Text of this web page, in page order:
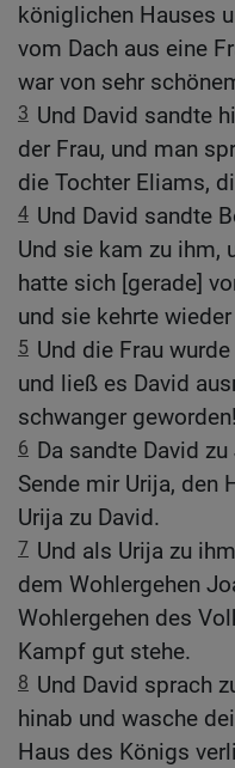
königlichen Hauses
vom Dach aus eine
war von sehr
3 Und David sandte
der Frau, und man
die Tochter Eliams,
4 Und David sandte
Und sie kam zu ihm,
hatte sich [gerade]
und sie kehrte
5 Und die Frau
und ließ es David
schwanger geworden!
6 Da sandte David
Sende mir Urija, den
Urija zu David.
7 Und als Urija zu
dem Wohlergehen
Wohlergehen des
Kampf gut stehe.
8 Und David sprach
hinab und wasche
Haus des Königs